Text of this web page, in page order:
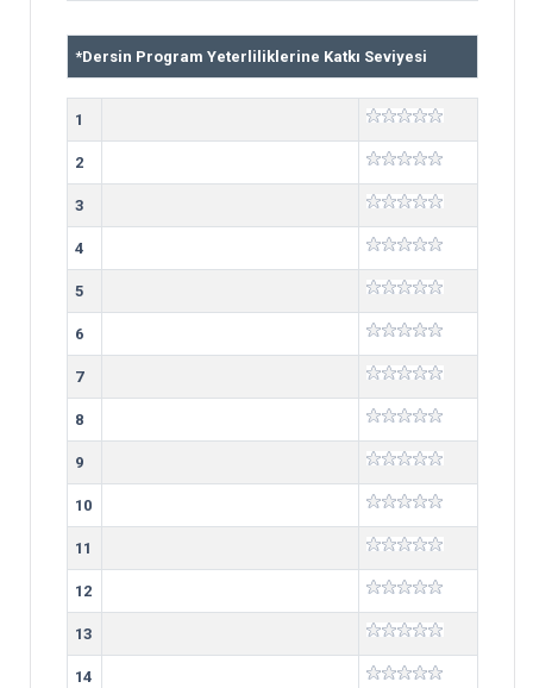
*Dersin Program Yeterliliklerine Katkı Seviyesi
1
2
3
4
5
6
7
8
9
10
11
12
13
14